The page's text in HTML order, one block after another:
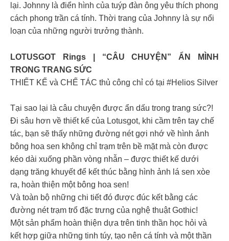
lại. Johnny là điển hình của tuýp đàn ông yêu thích phong
cách phong trần cá tính. Thời trang của Johnny là sự nổi
loạn của những người trưởng thành.
LOTUSGOT Rings | “CÂU CHUYỆN” ẨN MÌNH
TRONG TRANG SỨC
THIẾT KẾ và CHẾ TÁC thủ công chỉ có tại #Helios Silver
Tại sao lại là câu chuyện được ẩn dấu trong trang sức?!
Đi sâu hơn về thiết kế của Lotusgot, khi cầm trên tay chế
tác, bạn sẽ thấy những đường nét gợi nhớ về hình ảnh
bông hoa sen không chỉ trạm trên bề mặt mà còn được
kéo dài xuống phần vòng nhẫn – được thiết kế dưới
dạng trăng khuyết để kết thúc bằng hình ảnh lá sen xòe
ra, hoàn thiện một bông hoa sen!
Và toàn bộ những chi tiết đó được đúc kết bằng các
đường nét trạm trổ đặc trưng của nghệ thuật Gothic!
Một sản phẩm hoàn thiện dựa trên tinh thần học hỏi và
kết hợp giữa những tinh túy, tạo nên cá tính và một thần